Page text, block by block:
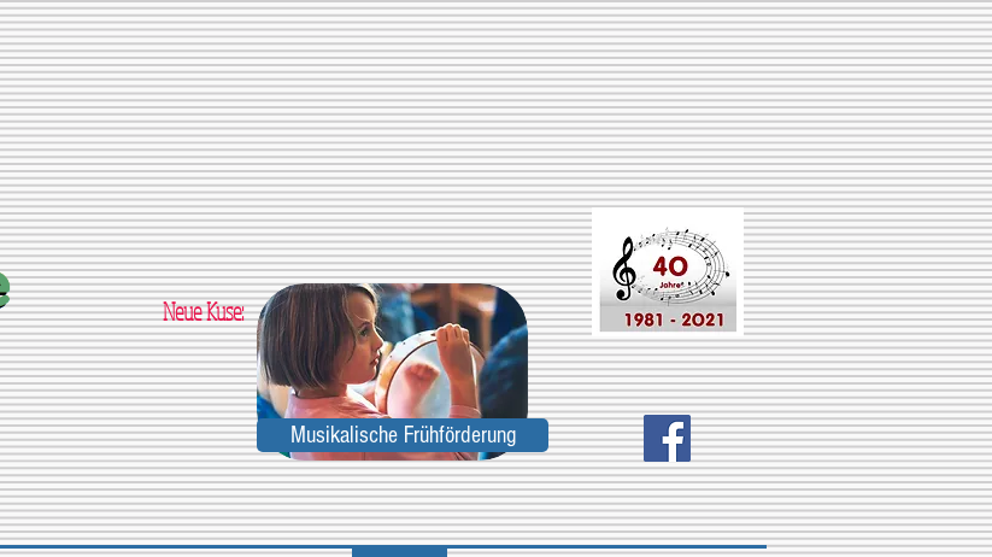
Neue Kuse:
Musikalische Frühförderung